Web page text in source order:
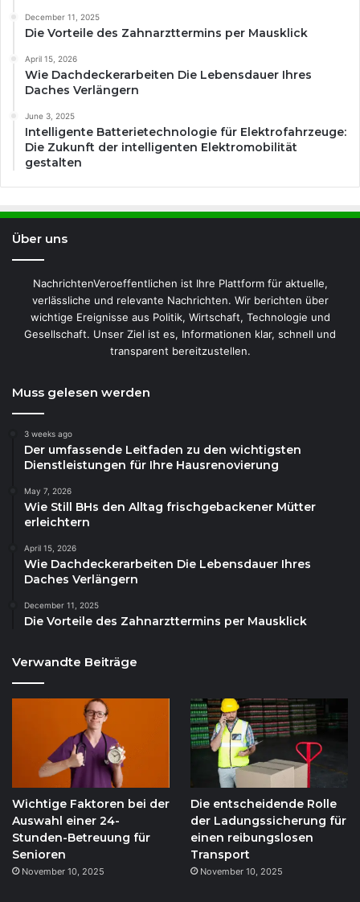
December 11, 2025
Die Vorteile des Zahnarzttermins per Mausklick
April 15, 2026
Wie Dachdeckerarbeiten Die Lebensdauer Ihres
Daches Verlängern
June 3, 2025
Intelligente Batterietechnologie für Elektrofahrzeuge:
Die Zukunft der intelligenten Elektromobilität
gestalten
Über uns
NachrichtenVeroeffentlichen ist Ihre Plattform für aktuelle,
verlässliche und relevante Nachrichten. Wir berichten über
wichtige Ereignisse aus Politik, Wirtschaft, Technologie und
Gesellschaft. Unser Ziel ist es, Informationen klar, schnell und
transparent bereitzustellen.
Muss gelesen werden
3 weeks ago
Der umfassende Leitfaden zu den wichtigsten
Dienstleistungen für Ihre Hausrenovierung
May 7, 2026
Wie Still BHs den Alltag frischgebackener Mütter
erleichtern
April 15, 2026
Wie Dachdeckerarbeiten Die Lebensdauer Ihres
Daches Verlängern
December 11, 2025
Die Vorteile des Zahnarzttermins per Mausklick
Verwandte Beiträge
Wichtige Faktoren bei der
Auswahl einer 24-
Stunden-Betreuung für
Senioren
November 10, 2025
Die entscheidende Rolle
der Ladungssicherung für
einen reibungslosen
Transport
November 10, 2025